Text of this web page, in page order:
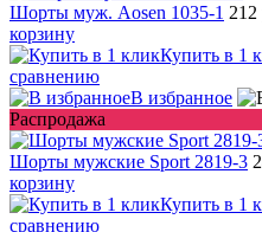
Шорты муж. Aosen 1035-1 212
корзину
Купить в 1
сравнению
В избранное
Распродажа
Шорты мужские Sport 2819-3
корзину
Купить в 1
сравнению